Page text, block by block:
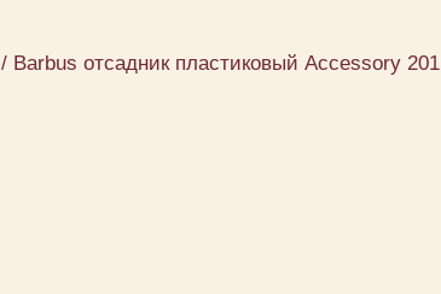
/ Barbus отсадник пластиковый Accessory 201